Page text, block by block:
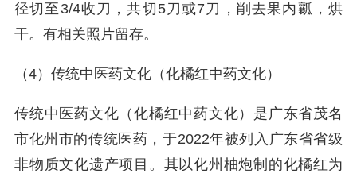
径切至3/4收刀，共切5刀或7刀，削去果内瓤，烘
干。‌有相关照片留存。
（4）传统中医药文化（化橘红中药文化）
传统中医药文化（化橘红中药文化）是广东省茂名
市化州市的传统医药，于2022年被列入广东省省级
非物质文化遗产项目。其以化州柚炮制的化橘红为